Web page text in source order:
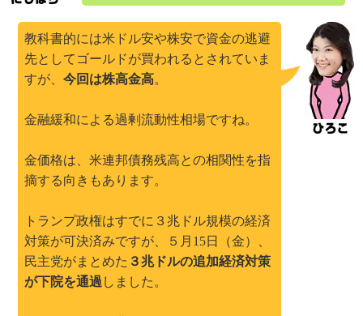
教科書的には米ドル安や株安で資金の逃避
先としてゴールドが買われるとされていま
すが、 今回は株高金高。
金融緩和による過剰流動性相場ですね。
金価格は、米連邦債務残高との相関性を指
摘する向きもあります。
トランプ政権はすでに３兆ドル規模の経済
対策が可決済みですが、５月15日（金）、
民主党がまとめた ３兆ドルの追加経済対策
が下院を通過 しました。